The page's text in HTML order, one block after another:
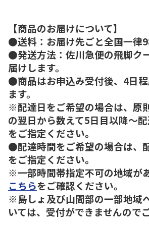
【商品のお届けについて】
●送料：お届け先ごと全国一律
●発送方法：佐川急便の飛脚ク
届けします。
●商品はお申込み受付後、4日
ます。
※配達日をご希望の場合は、原
の翌日から数えて5日目以降～
をご指定ください。
●配達時間をご希望の場合は、
をご指定ください。
※一部時間帯指定不可の地域が
こちらをご確認ください。
※島しょ及び山間部の一部地域
いては、受付ができませんので